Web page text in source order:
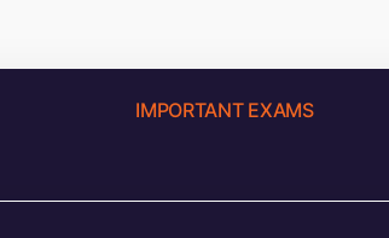
IMPORTANT EXAMS